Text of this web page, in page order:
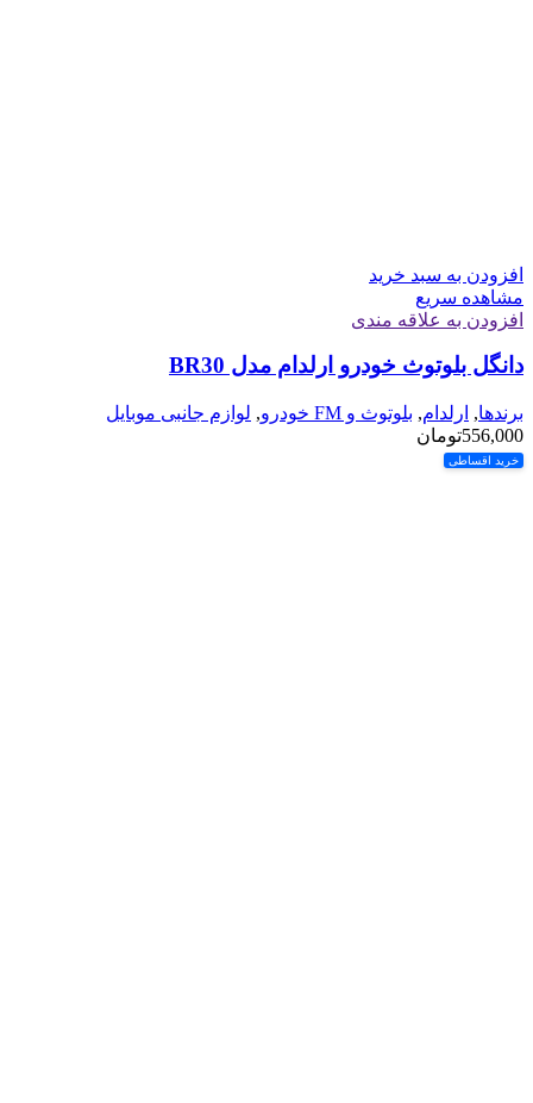
افزودن به سبد خرید
مشاهده سریع
افزودن به علاقه مندی
دانگل بلوتوث خودرو ارلدام مدل BR30
برندها, ارلدام, بلوتوث و FM خودرو , لوازم جانبی موبایل
556,000تومان
خرید اقساطی